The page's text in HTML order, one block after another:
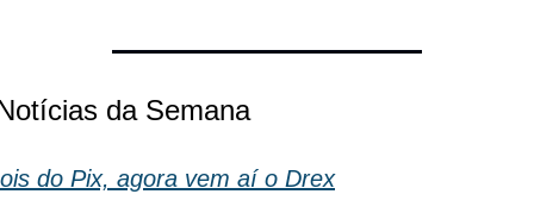
da Semana
do Pix, agora vem aí o Drex